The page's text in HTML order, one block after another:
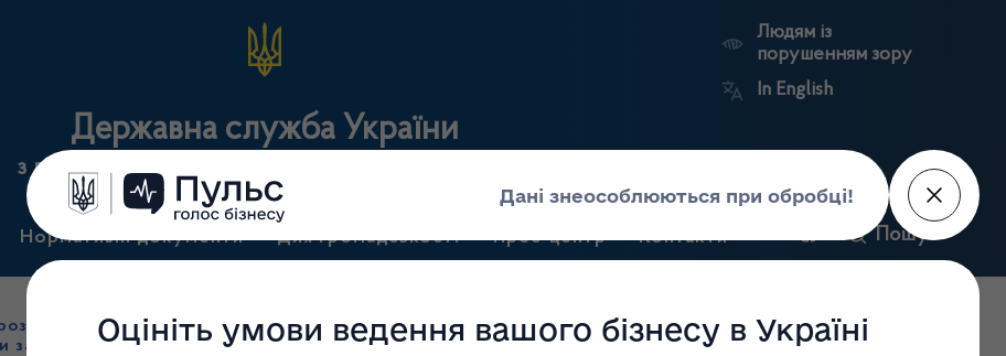
Державна служба України
з лікарських засобів та контролю за наркотиками
Людям із
порушенням зору
In English
Нормативні документи Для громадськості Прес-центр Контакти Пошук
торгівля
засобами, імпорт
Державний
нагляд
виробництва лікарських
Ринковий
Державні
Антикорупційний
портал